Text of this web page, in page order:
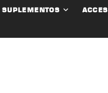
SUPLEMENTOS